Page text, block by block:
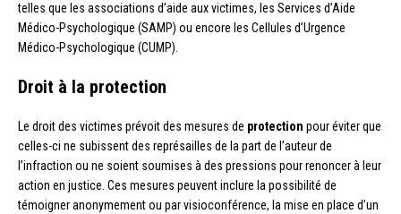
telles que les associations d’aide aux victimes, les Services d’Aide
Médico-Psychologique (SAMP) ou encore les Cellules d’Urgence
Médico-Psychologique (CUMP).
Droit à la protection
Le droit des victimes prévoit des mesures de protection pour éviter que
celles-ci ne subissent des représailles de la part de l’auteur de
l’infraction ou ne soient soumises à des pressions pour renoncer à leur
action en justice. Ces mesures peuvent inclure la possibilité de
témoigner anonymement ou par visioconférence, la mise en place d’un